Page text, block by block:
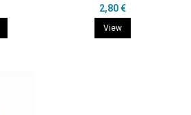
2,80 €
View